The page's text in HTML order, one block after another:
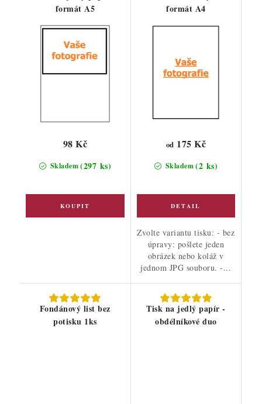
formát A5
Skladem(297 ks)
98 Kč
formát A4
Skladem(2 ks)
od 175 Kč
Zvolte variantu tisku: - bez
úpravy: pošlete jeden
obrázek nebo koláž v
jednom JPG souboru. -...
Fondánový list bez
potisku 1ks
Tisk na jedlý papír -
obdélníkové duo